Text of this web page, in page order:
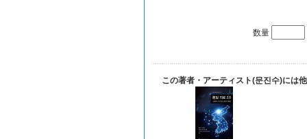
数量
この著者・アーティスト(문진수)には